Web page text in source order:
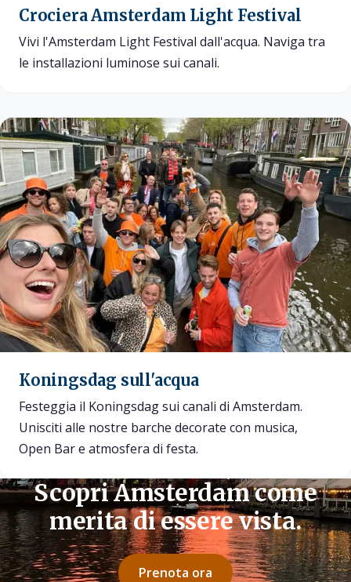
Crociera Amsterdam Light Festival
Vivi l'Amsterdam Light Festival dall'acqua. Naviga tra
le installazioni luminose sui canali.
Koningsdag sull'acqua
Festeggia il Koningsdag sui canali di Amsterdam.
Unisciti alle nostre barche decorate con musica,
Open Bar e atmosfera di festa.
Scopri Amsterdam come
merita di essere vista.
Prenota ora